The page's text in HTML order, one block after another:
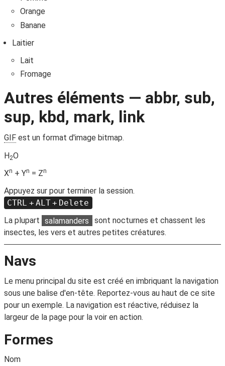
Orange
Banane
Laitier
Lait
Fromage
Autres éléments — abbr, sub,
sup, kbd, mark, link
GIF est un format d'image bitmap.
H2O
Xn + Yn = Zn
Appuyez sur pour terminer la session.
CTRL + ALT+ Delete
La plupart salamanders
sont nocturnes et chassent les
insectes, les vers et autres petites créatures.
Navs
Le menu principal du site est créé en imbriquant la navigation
sous une balise d'en-tête. Reportez-vous au haut de ce site
pour un exemple. La navigation est réactive, réduisez la
largeur de la page pour la voir en action.
Formes
Nom